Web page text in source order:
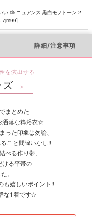
い 粋 ニュアンス 黒白モノトーン 2
7jm99]
詳細/注意事項
を演出する
ズ ＞
まとめた
洒落な粋浴衣☆
った印象は勿論、
こと間違いなし!!
べる作り帯、
ける平帯の
。
も嬉しいポイント!!
な1着です☆